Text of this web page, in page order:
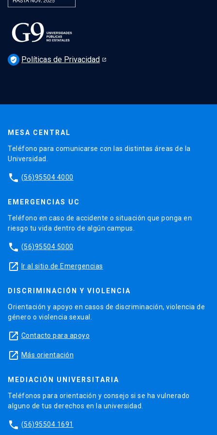
verified_user Políticas de Privacidad
MESA CENTRAL
Teléfono para comunicarse con las distintas áreas de la
Universidad.
phone (56)95504 4000
EMERGENCIAS UC
Teléfono en caso de accidente o situación que ponga en
riesgo tu vida dentro de algún campus.
phone (56)95504 5000
launch Ir al sitio de Emergencias
DISCRIMINACIÓN Y VIOLENCIA
Orientación y apoyo en casos de discriminación, violencia de
género o violencia sexual.
launch Contacto para apoyo
launch Más orientación
MEDIACIÓN UNIVERSITARIA
Teléfonos para orientación y consejo si se ha vulnerado
alguno de tus derechos en la universidad.
phone (56)95504 1691